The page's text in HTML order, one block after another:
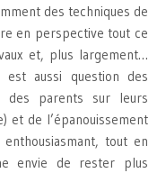
des techniques de
en perspective tout ce
et, plus largement…
aussi question des
des parents sur leurs
et de l’épanouissement
tout en
envie de rester plus